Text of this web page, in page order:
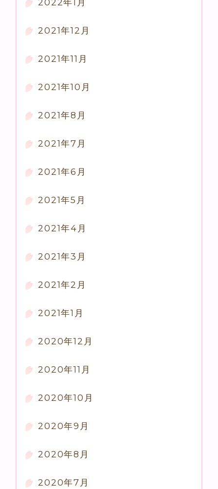
2022年1月
2021年12月
2021年11月
2021年10月
2021年8月
2021年7月
2021年6月
2021年5月
2021年4月
2021年3月
2021年2月
2021年1月
2020年12月
2020年11月
2020年10月
2020年9月
2020年8月
2020年7月